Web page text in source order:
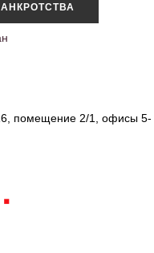
помещение 2/1, офисы 5-